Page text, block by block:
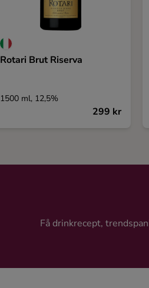
Rotari Brut Riserva
1500 ml, 12,5%
299 kr
Få drinkrecept,